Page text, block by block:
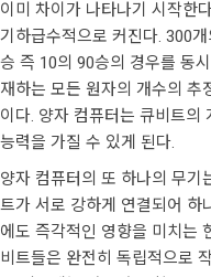
이미 차이가 나타나기 시작한
기하급수적으로 커진다. 300
승 즉 10의 90승의 경우를 동
재하는 모든 원자의 개수의
이다. 양자 컴퓨터는 큐비트
능력을 가질 수 있게 된다.
양자 컴퓨터의 또 하나의 무기
트가 서로 강하게 연결되어 하
에도 즉각적인 영향을 미치는
비트들은 완전히 독립적으로